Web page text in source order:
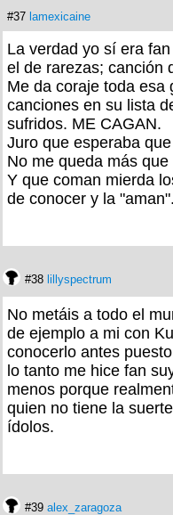
#37 lamexicaine
La verdad yo sí era
el de rarezas; canción
Me da coraje toda esa
canciones en su lista
sufridos. ME CAGAN.
Juro que esperaba
No me queda más
Y que coman mierda
de conocer y la "aman".
#38 lillyspectrum
No metáis a todo el
de ejemplo a mi con
conocerlo antes
lo tanto me hice fan
menos porque
quien no tiene la
ídolos.
#39 alex_zaragoza